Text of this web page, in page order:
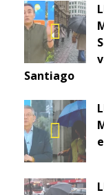
Santiago